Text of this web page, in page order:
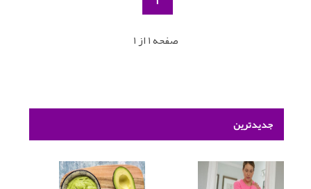
صفحه 1 از 1
جدیدترین